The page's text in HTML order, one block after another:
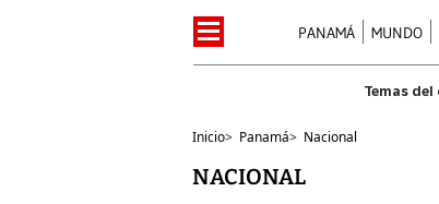
PANAMÁ MUNDO
Inicio> Panamá> Nacional
NACIONAL